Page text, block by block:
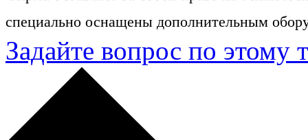
специально оснащены дополнительным
Задайте вопрос по этому